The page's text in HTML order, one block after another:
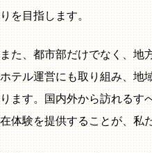
りを目指します。
また、都市部だけでなく、地
ホテル運営にも取り組み、地
ります。国内外から訪れるす
在体験を提供することが、私